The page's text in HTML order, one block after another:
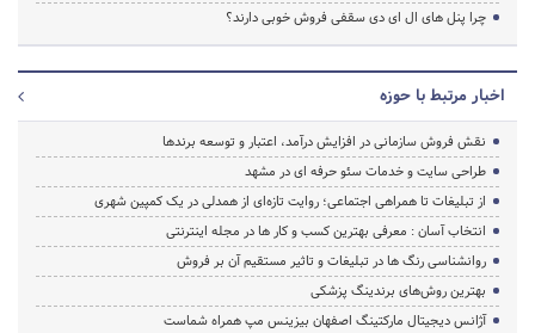
چرا پنل های ال ای دی سقفی فروش خوبی دارند؟
اخبار مرتبط با حوزه
نقش فروش سازمانی در افزایش درآمد، اعتبار و توسعه برندها
طراحی سایت و خدمات سئو حرفه ای در مشهد
از تبلیغات تا همراهی اجتماعی؛ روایت تازه‌ای از همدلی در یک کمپین شهری
انتخاب آسان : معرفی بهترین کسب و کار ها در مجله اینترنتی
روانشناسی رنگ ها در تبلیغات و تاثیر مستقیم آن بر فروش
بهترین روش‌های برندینگ پزشکی
آژانس دیجیتال مارکتینگ اصفهان بیزینس مپ همراه شماست